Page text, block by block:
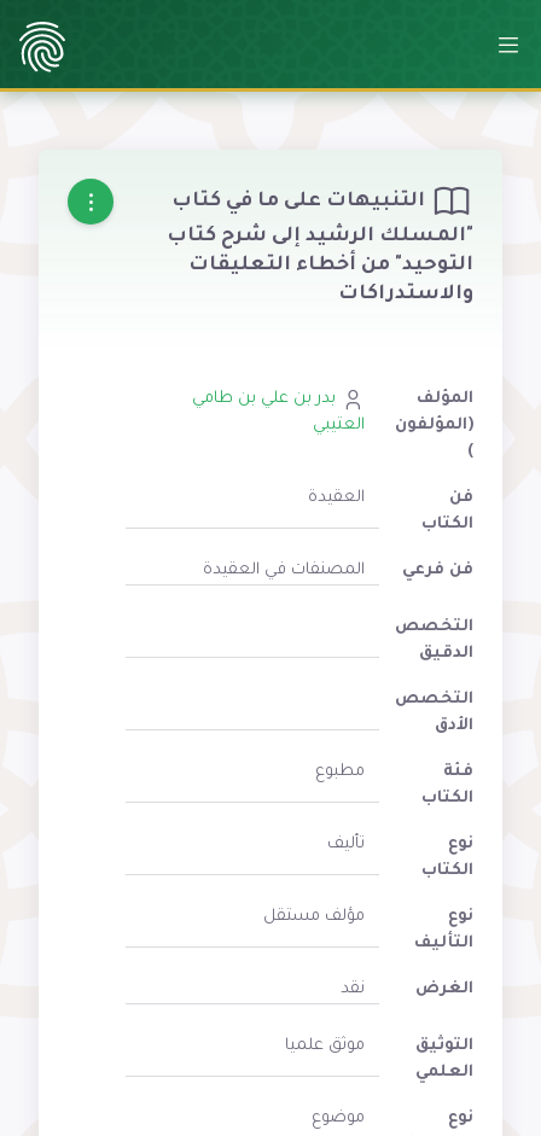
التنبيهات على ما في كتاب
"المسلك الرشيد إلى شرح كتاب
التوحيد" من أخطاء التعليقات
والاستدراكات
المؤلف
(المؤلفون
)
بدر بن علي بن طامي
العتيبي
فن
الكتاب
العقيدة
فن فرعي المصنفات في العقيدة
التخصص
الدقيق
التخصص
الأدق
فئة
الكتاب
مطبوع
نوع
الكتاب
تأليف
نوع
التأليف
مؤلف مستقل
الغرض نقد
التوثيق
العلمي
موثق علميا
نوع
موضوع